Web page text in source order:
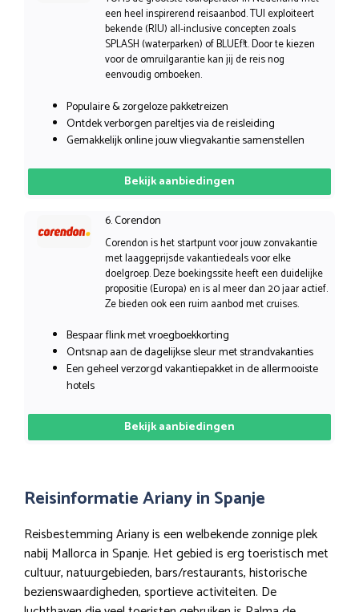
een heel inspirerend reisaanbod. TUI exploiteert
bekende (RIU) all-inclusive concepten zoals
SPLASH (waterparken) of BLUEf!t. Door te kiezen
voor de omruilgarantie kan jij de reis nog
eenvoudig omboeken.
Populaire & zorgeloze pakketreizen
Ontdek verborgen pareltjes via de reisleiding
Gemakkelijk online jouw vliegvakantie samenstellen
Bekijk aanbiedingen
6. Corendon
Corendon is het startpunt voor jouw zonvakantie
met laaggeprijsde vakantiedeals voor elke
doelgroep. Deze boekingssite heeft een duidelijke
propositie (Europa) en is al meer dan 20 jaar actief.
Ze bieden ook een ruim aanbod met cruises.
Bespaar flink met vroegboekkorting
Ontsnap aan de dagelijkse sleur met strandvakanties
Een geheel verzorgd vakantiepakket in de allermooiste
hotels
Bekijk aanbiedingen
Reisinformatie Ariany in Spanje
Reisbestemming Ariany is een welbekende zonnige plek
nabij Mallorca in Spanje. Het gebied is erg toeristisch met
cultuur, natuurgebieden, bars/restaurants, historische
bezienswaardigheden, sportieve activiteiten. De